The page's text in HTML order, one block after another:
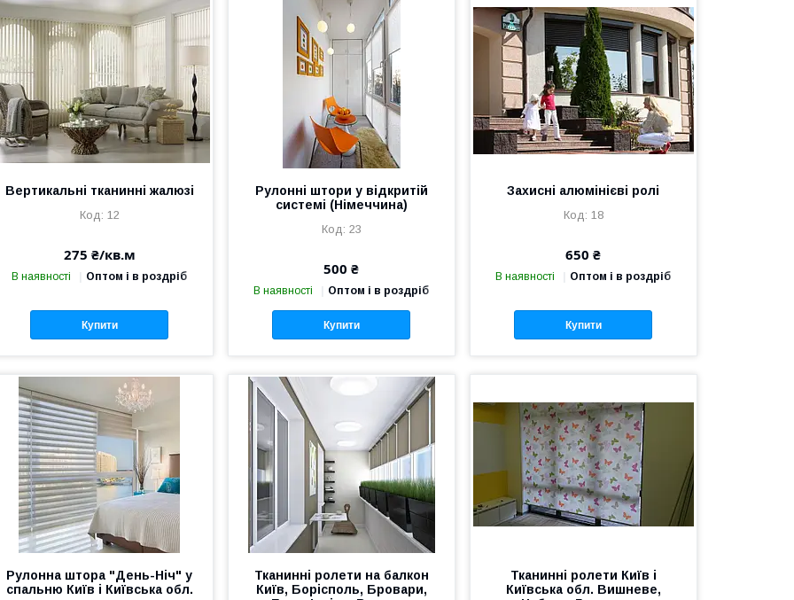
Вертикальні тканинні жалюзі
12
275 ₴/кв.м
В наявності Оптом і в роздріб
Купити
Рулонні штори у відкритій
системі (Німеччина)
23
500 ₴
В наявності Оптом і в роздріб
Купити
Захисні алюмінієві ролі
18
650 ₴
В наявності Оптом і в роздріб
Купити
Рулонна штора "День-Ніч" у
спальню Київ і Київська обл.
Тканинні ролети на балкон
Київ, Борісполь, Бровари,
Тканинні ролети Київ і
Київська обл. Вишневе,